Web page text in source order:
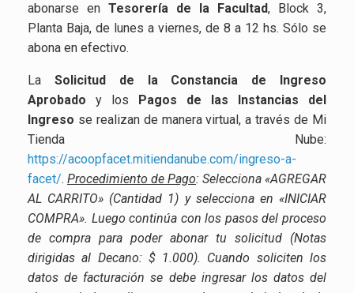
abonarse en Tesorería de la Facultad, Block 3,
Planta Baja, de lunes a viernes, de 8 a 12 hs. Sólo se
abona en efectivo.
La Solicitud de la Constancia de Ingreso
Aprobado y los
Pagos de las Instancias del
Ingreso se realizan de manera virtual, a través de Mi
Tienda Nube:
https://acoopfacet.mitiendanube.com/ingreso-a-
facet/. Procedimiento de Pago: Selecciona «AGREGAR
AL CARRITO» (Cantidad 1) y selecciona en «INICIAR
COMPRA». Luego continúa con los pasos del proceso
de compra para poder abonar tu solicitud (Notas
dirigidas al Decano: $ 1.000). Cuando soliciten los
datos de facturación se debe ingresar los datos del